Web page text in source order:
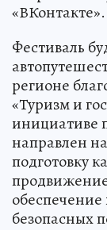
«ВКонтакте».
Фестиваль
регионе
«Туризм и
инициативе
направлен
подготовку
обеспечение
безопасных